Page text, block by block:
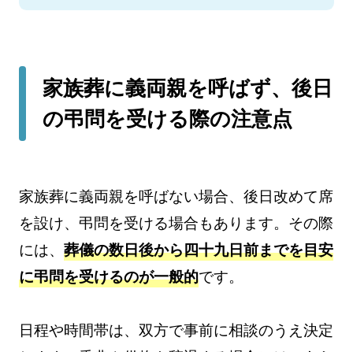
家族葬に義両親を呼ばず、後日
の弔問を受ける際の注意点
家族葬に義両親を呼ばない場合、後日改めて席
を設け、弔問を受ける場合もあります。その際
には、 葬儀の数日後から四十九日前までを目安
に弔問を受けるのが一般的です。
日程や時間帯は、双方で事前に相談のうえ決定